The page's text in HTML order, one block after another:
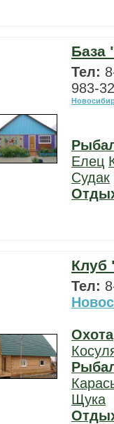
База
Тел:
983-
Елец
Судак
Клуб
Тел:
Охота
Щука